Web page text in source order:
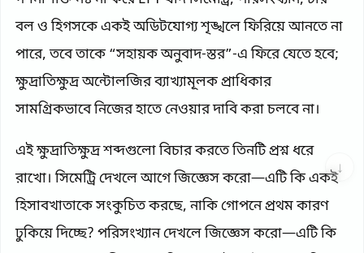
বল ও হিগসকে একই অডিটযোগ্য শৃঙ্খলে ফিরিয়ে আনতে না
পারে, তবে তাকে “সহায়ক অনুবাদ-স্তর”-এ ফিরে যেতে হবে;
ক্ষুদ্রাতিক্ষুদ্র অন্টোলজির ব্যাখ্যামূলক প্রাধিকার
সামগ্রিকভাবে নিজের হাতে নেওয়ার দাবি করা চলবে না।
এই ক্ষুদ্রাতিক্ষুদ্র শব্দগুলো বিচার করতে তিনটি প্রশ্ন ধরে
রাখো। সিমেট্রি দেখলে আগে জিজ্ঞেস করো—এটি কি একই
হিসাবখাতাকে সংকুচিত করছে, নাকি গোপনে প্রথম কারণ
ঢুকিয়ে দিচ্ছে? পরিসংখ্যান দেখলে জিজ্ঞেস করো—এটি কি
↓